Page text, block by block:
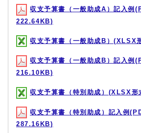
収支予算書（一般助成A）記入例
222.64KB)
収支予算書（一般助成B）(XLSX
収支予算書（一般助成B）記入例
216.10KB)
収支予算書（特別助成）(XLSX
収支予算書（特別助成）記入例
287.16KB)